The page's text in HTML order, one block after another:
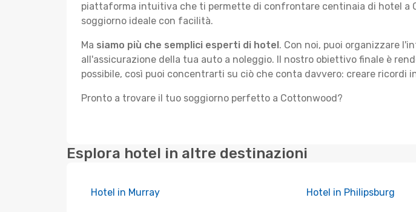
piattaforma intuitiva che ti permette di confrontare centinaia di hotel a
soggiorno ideale con facilità.
Ma siamo più che semplici esperti di hotel. Con noi, puoi organizzare
all'assicurazione della tua auto a noleggio. Il nostro obiettivo finale è
possibile, così puoi concentrarti su ciò che conta davvero: creare ricordi
Pronto a trovare il tuo soggiorno perfetto a Cottonwood?
Esplora hotel in altre destinazioni
Hotel in Murray Hotel in Philipsburg